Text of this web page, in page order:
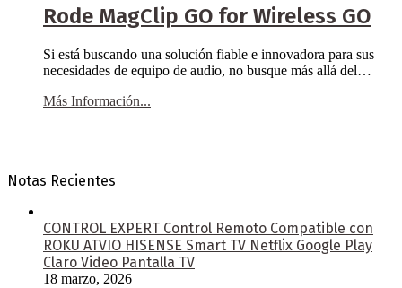
Rode MagClip GO for Wireless GO
Si está buscando una solución fiable e innovadora para sus
necesidades de equipo de audio, no busque más allá del…
Más Información...
Notas Recientes
CONTROL EXPERT Control Remoto Compatible con
ROKU ATVIO HISENSE Smart TV Netflix Google Play
Claro Video Pantalla TV
18 marzo, 2026